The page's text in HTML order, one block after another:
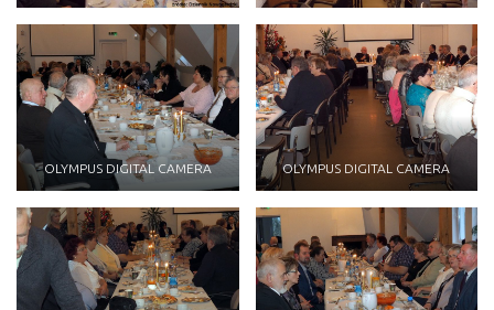
OLYMPUS DIGITAL CAMERA OLYMPUS DIGITAL CAMERA